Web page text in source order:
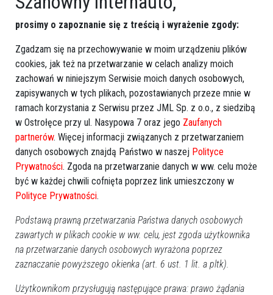
Kacper został wypisany ze szpitala i trafił do ośrodka w
Jastrzębiu-Zdroju. Jego matkę, na wniosek prokuratora, sąd
pozbawił władzy rodzicielskiej.
GOOGLE NEWS
Obserwuj nas i otrzymuj nowe wiadomości
Dodaj eOstroleka do obserwowanych źródeł w Google News.
Obserwuj w Google News
prosimy o zapoznanie się z treścią i wyrażenie zgody:
Zgadzam się na przechowywanie w moim urządzeniu plików
cookies, jak też na przetwarzanie w celach analizy moich
zachowań w niniejszym Serwisie moich danych osobowych,
zapisywanych w tych plikach, pozostawianych przeze mnie w
ramach korzystania z Serwisu przez JML Sp. z o.o., z siedzibą
w Ostrołęce przy ul. Nasypowa 7 oraz jego Zaufanych
partnerów. Więcej informacji związanych z przetwarzaniem
danych osobowych znajdą Państwo w naszej Polityce
Prywatności. Zgoda na przetwarzanie danych w ww. celu może
być w każdej chwili cofnięta poprzez link umieszczony w
Polityce Prywatności.
Podstawą prawną przetwarzania Państwa danych osobowych
zawartych w plikach cookie w ww. celu, jest zgoda użytkownika
na przetwarzanie danych osobowych wyrażona poprzez
zaznaczanie powyższego okienka (art. 6 ust. 1 lit. a pltk).
Użytkownikom przysługują następujące prawa: prawo żądania